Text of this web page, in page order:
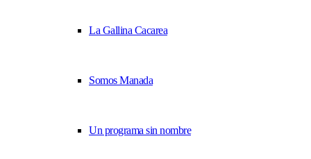
La Gallina Cacarea
Somos Manada
Un programa sin nombre